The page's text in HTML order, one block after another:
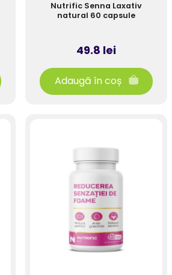
Nutrific Senna Laxativ
natural 60 capsule
49.8 lei
Adaugă în coș